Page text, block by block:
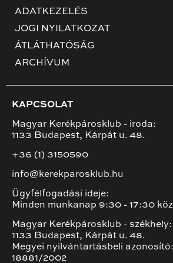
ADATKEZELÉS
JOGI NYILATKOZAT
ÁTLÁTHATÓSÁG
ARCHÍVUM
KAPCSOLAT
Magyar Kerékpárosklub - iroda:
1133 Budapest, Kárpát u. 48.
+36 (1) 3150590
info@kerekparosklub.hu
Ügyfélfogadási ideje:
Minden munkanap 9:30 - 17:30
Magyar Kerékpárosklub - székhely:
1133 Budapest, Kárpát u. 48.
Megyei nyilvántartásbeli azonosító:
18881/2002